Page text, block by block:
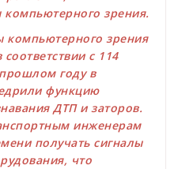
зрения.
компьютерного зрения
с 114
году в
функцию
ДТП и заторов.
инженерам
получать сигналы
что